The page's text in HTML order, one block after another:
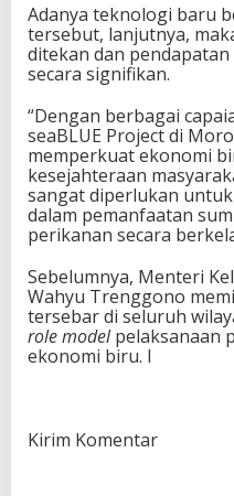
Adanya teknologi baru
tersebut, lanjutnya,
ditekan dan
secara signifikan.
“Dengan berbagai
seaBLUE Project di
memperkuat ekonomi
kesejahteraan
sangat diperlukan
dalam pemanfaatan
perikanan secara
Sebelumnya, Menteri
Wahyu Trenggono
tersebar di seluruh
role modelpelaksanaan
ekonomi biru. I
Kirim Komentar